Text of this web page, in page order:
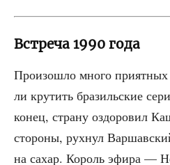
Встреча 1990 года
Про­изо­шло мно­го
ли кру­тить бра­зиль­ские
конец, стра­ну оздо­ро­вил
сто­ро­ны, рух­нул
на сахар. Король эфи­ра —